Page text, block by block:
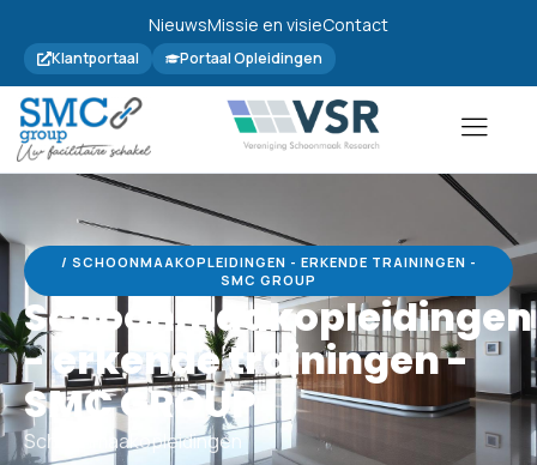
NieuwsMissie en visieContact
Klantportaal Portaal Opleidingen
/ SCHOONMAAKOPLEIDINGEN - ERKENDE TRAININGEN -
SMC GROUP
Schoonmaakopleidingen
- erkende trainingen -
SMC GROUP
Schoonmaakopleidingen